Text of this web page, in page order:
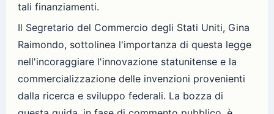
tali finanziamenti.
Il Segretario del Commercio degli Stati Uniti, Gina
Raimondo, sottolinea l'importanza di questa legge
nell'incoraggiare l'innovazione statunitense e la
commercializzazione delle invenzioni provenienti
dalla ricerca e sviluppo federali. La bozza di